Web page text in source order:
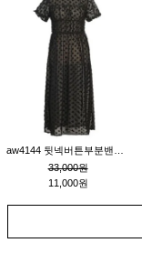
33,000원
11,000원